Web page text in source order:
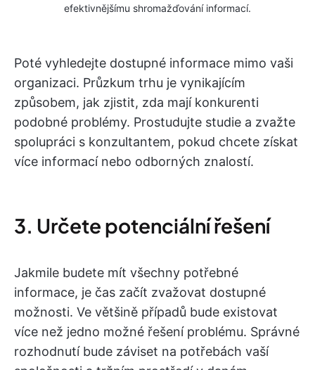
efektivnějšímu shromažďování informací.
Poté vyhledejte dostupné informace mimo vaši
organizaci. Průzkum trhu je vynikajícím
způsobem, jak zjistit, zda mají konkurenti
podobné problémy. Prostudujte studie a zvažte
spolupráci s konzultantem, pokud chcete získat
více informací nebo odborných znalostí.
3. Určete potenciální řešení
Jakmile budete mít všechny potřebné
informace, je čas začít zvažovat dostupné
možnosti. Ve většině případů bude existovat
více než jedno možné řešení problému. Správné
rozhodnutí bude záviset na potřebách vaší